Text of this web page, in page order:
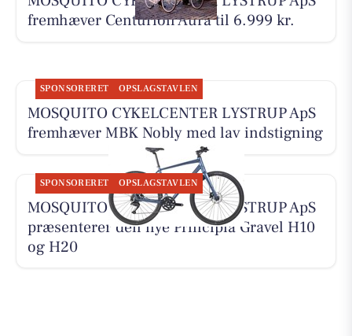
fremhæver Centurion Aura til 6.999 kr.
SPONSORERET OPSLAGSTAVLEN
MOSQUITO CYKELCENTER LYSTRUP ApS
fremhæver MBK Nobly med lav indstigning
SPONSORERET OPSLAGSTAVLEN
MOSQUITO CYKELCENTER LYSTRUP ApS
præsenterer den nye Principia Gravel H10
og H20